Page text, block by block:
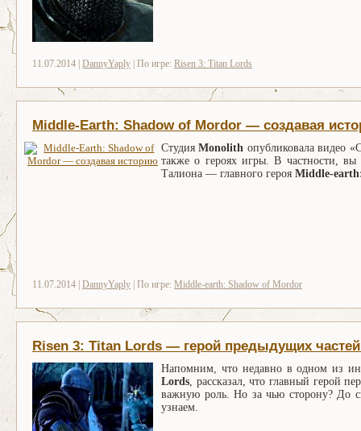
11.07.2014 | DannyYaply | По игре: Risen 3: Titan Lords
Middle-Earth: Shadow of Mordor — создавая
СтудияMonolith опубликовала видео
также о героях игры. В частности,
Талиона — главного героя Middle-
11.07.2014 | DannyYaply | По игре: Middle-earth: Shadow of Mordor
Risen 3: Titan Lords — герой предыдущих
Напомним, что недавно в одном из
Lords, рассказал, что главный герой
важную роль. Но за чью сторону? До
узнаем.